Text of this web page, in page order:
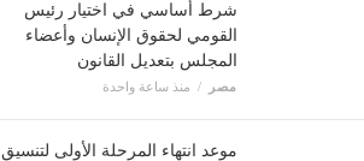
شرط أساسي في اختيار رئيس
القومي لحقوق الإنسان وأعضاء
المجلس بتعديل القانون
مصر منذ ساعة واحدة
موعد انتهاء المرحلة الأولى لتنسيق